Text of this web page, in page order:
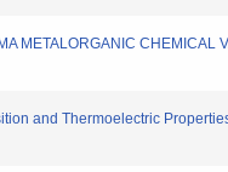
METALORGANIC CHEMICAL
and Thermoelectric